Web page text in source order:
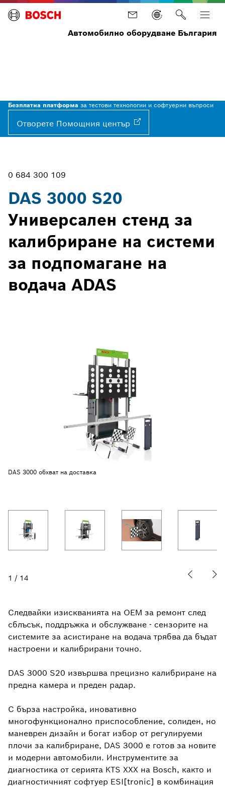
Автомобилно оборудване България
Безплатна платформа за тестови технологии и софтуерни въпроси
Отворете Помощния център
0 684 300 109
DAS 3000 S20
Универсален стенд за
калибриране на системи
за подпомагане на
водача ADAS
DAS 3000 обхват на доставка
1 / 14
Следвайки изискванията на OEM за ремонт след
сблъсък, поддръжка и обслужване - сензорите на
системите за асистиране на водача трябва да бъдат
настроени и калибрирани точно.
DAS 3000 S20 извършва прецизно калибриране на
предна камера и преден радар.
С бърза настройка, иновативно
многофункционално приспособление, солиден, но
маневрен дизайн и богат избор от регулируеми
плочи за калибриране, DAS 3000 е готов за новите
и модерни автомобили. Инструментите за
диагностика от серията KTS XXX на Bosch, както и
диагностичният софтуер ESI[tronic] в комбинация